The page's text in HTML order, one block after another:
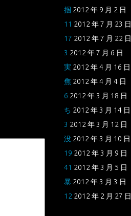
掴 2012 年 9 月 2 日
11 2012 年 7 月 23 日
17 2012 年 7 月 22 日
3 2012 年 7 月 6 日
実 2012 年 4 月 16 日
焦 2012 年 4 月 4 日
6 2012 年 3 月 18 日
ち 2012 年 3 月 14 日
3 2012 年 3 月 12 日
没 2012 年 3 月 10 日
19 2012 年 3 月 9 日
41 2012 年 3 月 5 日
暴 2012 年 3 月 3 日
12 2012 年 2 月 27 日